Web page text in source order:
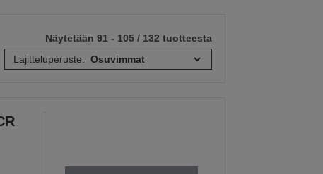
Näytetään 91 - 105 / 132 tuotteesta
Lajitteluperuste: